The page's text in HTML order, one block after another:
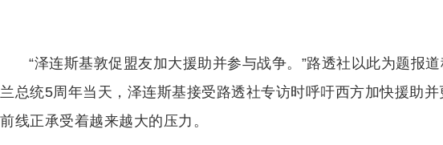
“泽连斯基敦促盟友加大援助并参与战争。”路透社以此为题报
兰总统5周年当天，泽连斯基接受路透社专访时呼吁西方加快援助
前线正承受着越来越大的压力。